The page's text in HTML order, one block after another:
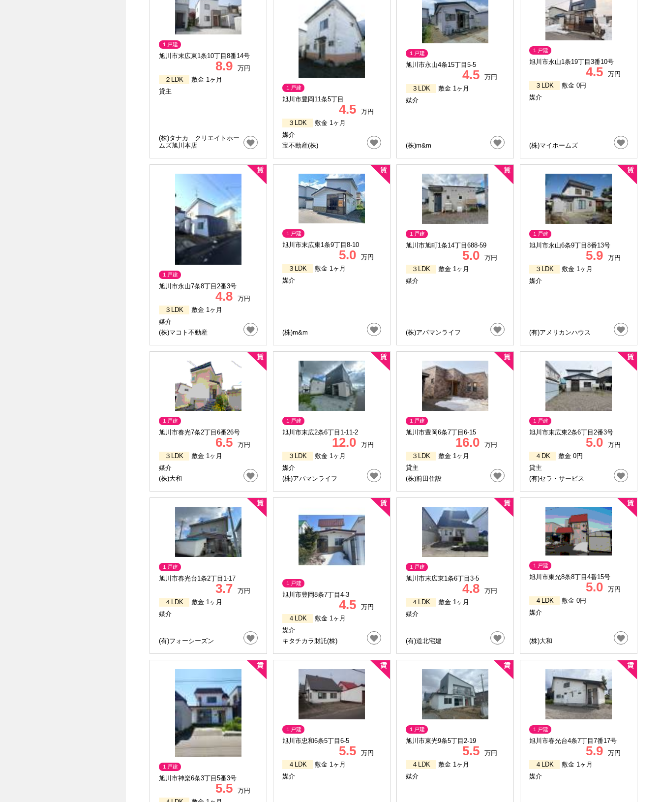
１戸建
旭川市末広東1条10丁目8番14号
8.9
万円
２LDK
敷金 1ヶ月
貸主
(株)タナカ クリエイトホー
ムズ旭川本店
１戸建
旭川市豊岡11条5丁目
4.5
万円
３LDK
敷金 1ヶ月
媒介
宝不動産(株)
１戸建
旭川市永山4条15丁目5-5
4.5
万円
３LDK
敷金 1ヶ月
媒介
(株)m&m
１戸建
旭川市永山1条19丁目3番10号
4.5
万円
３LDK
敷金 0円
媒介
(株)マイホームズ
１戸建
旭川市永山7条8丁目2番3号
4.8
万円
３LDK
敷金 1ヶ月
媒介
(株)マコト不動産
１戸建
旭川市末広東1条9丁目8-10
5.0
万円
３LDK
敷金 1ヶ月
媒介
(株)m&m
１戸建
旭川市旭町1条14丁目688-59
5.0
万円
３LDK
敷金 1ヶ月
媒介
(株)アパマンライフ
１戸建
旭川市永山6条9丁目8番13号
5.9
万円
３LDK
敷金 1ヶ月
媒介
(有)アメリカンハウス
１戸建
旭川市春光7条2丁目6番26号
6.5
万円
３LDK
敷金 1ヶ月
媒介
(株)大和
１戸建
旭川市末広2条6丁目1-11-2
12.0
万円
３LDK
敷金 1ヶ月
媒介
(株)アパマンライフ
１戸建
旭川市豊岡6条7丁目6-15
16.0
万円
３LDK
敷金 1ヶ月
貸主
(株)前田住設
１戸建
旭川市末広東2条6丁目2番3号
5.0
万円
４DK
敷金 0円
貸主
(有)セラ・サービス
１戸建
旭川市春光台1条2丁目1-17
3.7
万円
４LDK
敷金 1ヶ月
媒介
(有)フォーシーズン
１戸建
旭川市豊岡8条7丁目4-3
4.5
万円
４LDK
敷金 1ヶ月
媒介
キタチカラ財託(株)
１戸建
旭川市末広東1条6丁目3-5
4.8
万円
４LDK
敷金 1ヶ月
媒介
(有)道北宅建
１戸建
旭川市東光8条8丁目4番15号
5.0
万円
４LDK
敷金 0円
媒介
(株)大和
１戸建
旭川市神楽6条3丁目5番3号
5.5
万円
１戸建
旭川市忠和6条5丁目6-5
5.5
万円
４LDK
敷金 1ヶ月
媒介
１戸建
旭川市東光9条5丁目2-19
5.5
万円
４LDK
敷金 1ヶ月
媒介
１戸建
旭川市春光台4条7丁目7番17号
5.9
万円
４LDK
敷金 1ヶ月
媒介